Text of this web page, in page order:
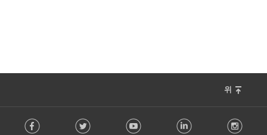
위
o Facebook Twitter Youtube LinkedIn